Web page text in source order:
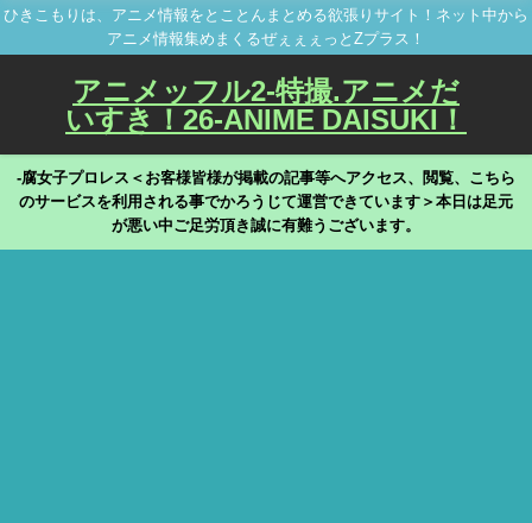
ひきこもりは、アニメ情報をとことんまとめる欲張りサイト！ネット中から
アニメ情報集めまくるぜぇぇぇっとZプラス！
アニメッフル2-特撮.アニメだ
いすき！26-ANIME DAISUKI！
-腐女子プロレス＜お客様皆様が掲載の記事等へアクセス、閲覧、こちら
のサービスを利用される事でかろうじて運営できています＞本日は足元
が悪い中ご足労頂き誠に有難うございます。